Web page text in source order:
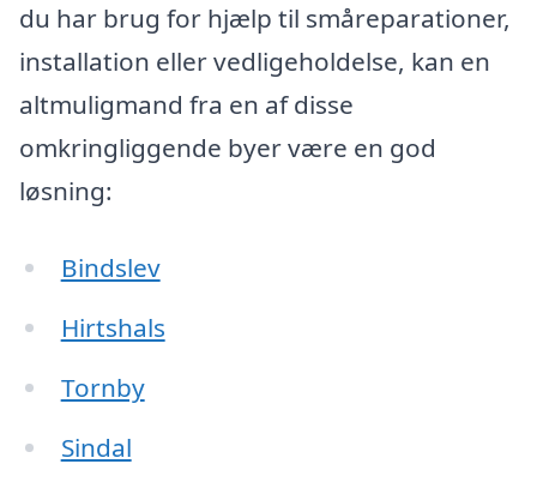
du har brug for hjælp til småreparationer,
installation eller vedligeholdelse, kan en
altmuligmand fra en af disse
omkringliggende byer være en god
løsning:
Bindslev
Hirtshals
Tornby
Sindal